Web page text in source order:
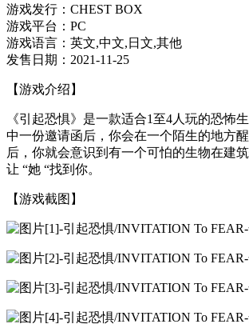
游戏发行：CHEST BOX
游戏平台：PC
游戏语言：英文,中文,日文,其他
发售日期：2021-11-25
【游戏介绍】
《引起恐惧》是一款适合1至4人玩的恐怖
中一份邀请函后，你会在一个陌生的地方
后，你就会意识到有一个可怕的生物在建
让 “她 “找到你。
【游戏截图】